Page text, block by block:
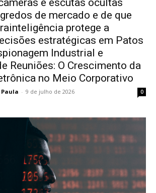
de mercado e de que
protege a
estratégicas em Patos
Industrial e
Reuniões: O Crescimento da
no Meio Corporativo
- 9 de julho de 2026 0